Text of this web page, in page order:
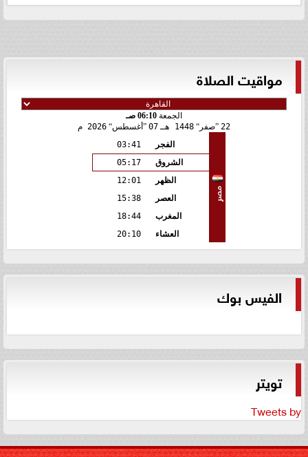
مواقيت الصلاة
الجمعة 06:10 صـ
22 صفر 1448 هـ 07 أغسطس 2026 م
مصر
الفجر
03:41
الشروق
05:17
الظهر
12:01
العصر
15:38
المغرب
18:44
العشاء
20:10
الفيس بوك
تويتر
Tweets by